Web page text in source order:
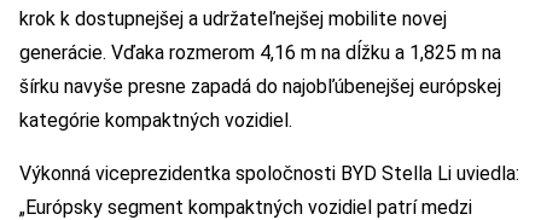
krok k dostupnejšej a udržateľnejšej mobilite novej
generácie. Vďaka rozmerom 4,16 m na dĺžku a 1,825 m na
šírku navyše presne zapadá do najobľúbenejšej európskej
kategórie kompaktných vozidiel.
Výkonná viceprezidentka spoločnosti BYD Stella Li uviedla:
„Európsky segment kompaktných vozidiel patrí medzi